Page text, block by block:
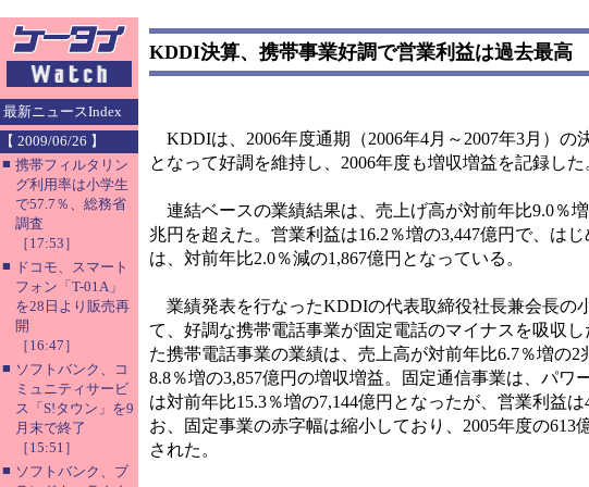
最新ニュースIndex
【 2009/06/26 】
■ 携帯フィルタリン
グ利用率は小学生
で57.7％、総務省
調査
［17:53］
■ ドコモ、スマート
フォン「T-01A」
を28日より販売再
開
［16:47］
■ ソフトバンク、コ
ミュニティサービ
ス「S!タウン」を9
月末で終了
［15:51］
■ ソフトバンク、ブ
KDDI決算、携帯事業好調で営業利益は過去最高
KDDIは、2006年度通期（2006年4月～2007年3月）の
となって好調を維持し、2006年度も増収増益を記録した
連結ベースの業績結果は、売上げ高が対前年比9.0％
兆円を超えた。営業利益は16.2％増の3,447億円で、は
は、対前年比2.0％減の1,867億円となっている。
業績発表を行なったKDDIの代表取締役社長兼会長の
て、好調な携帯電話事業が固定電話のマイナスを吸収
た携帯電話事業の業績は、売上高が対前年比6.7％増の2
8.8％増の3,857億円の増収増益。固定通信事業は、パワ
は対前年比15.3％増の7,144億円となったが、営業利益
お、固定事業の赤字幅は縮小しており、2005年度の
された。